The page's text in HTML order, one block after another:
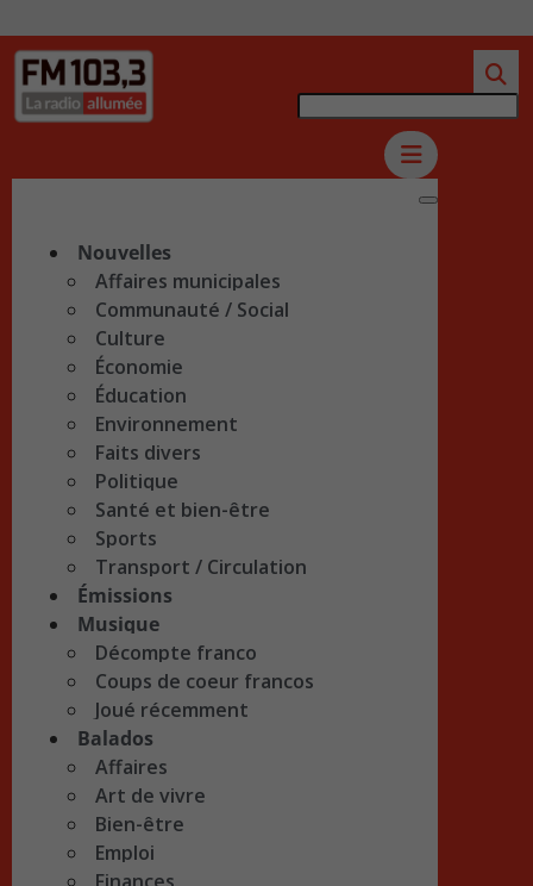
Nouvelles
Affaires municipales
Communauté / Social
Culture
Économie
Éducation
Environnement
Faits divers
Politique
Santé et bien-être
Sports
Transport / Circulation
Émissions
Musique
Décompte franco
Coups de coeur francos
Joué récemment
Balados
Affaires
Art de vivre
Bien-être
Emploi